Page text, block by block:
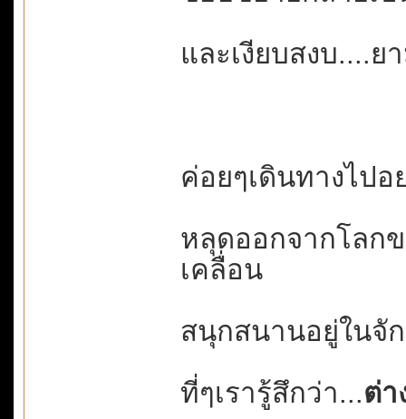
และเงียบสงบ....
ค่อยๆเดินทางไปอ
หลุดออกจากโลก
เคลื่อน
สนุกสนานอยู่ในจั
ที่ๆเรารู้สึกว่า...ต่า